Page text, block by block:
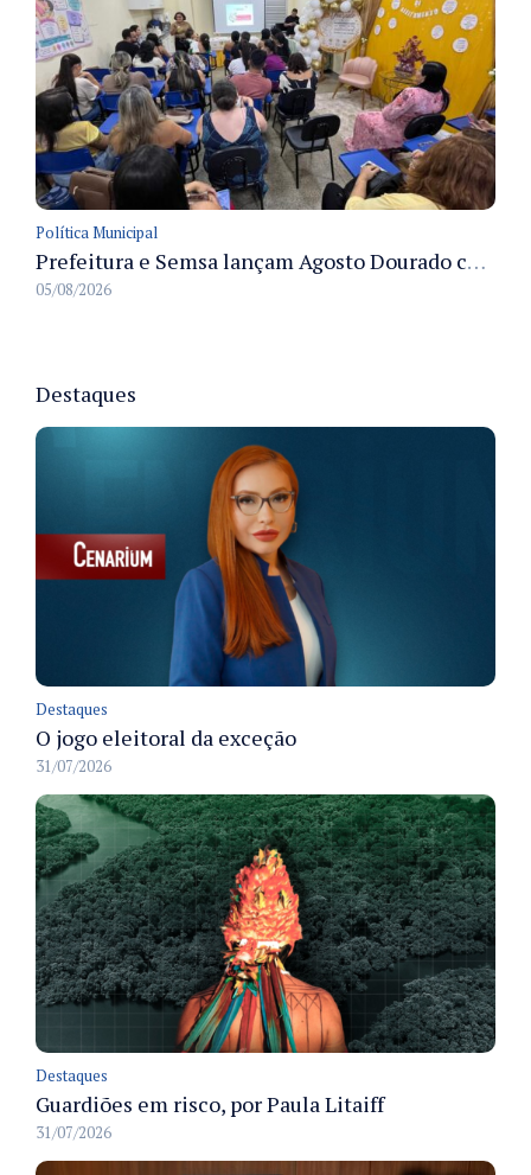
Política Municipal
Prefeitura e Semsa lançam Agosto Dourado com ações para fortalecer o aleitamento materno em Manaus
05/08/2026
Destaques
Destaques
O jogo eleitoral da exceção
31/07/2026
Destaques
Guardiões em risco, por Paula Litaiff
31/07/2026